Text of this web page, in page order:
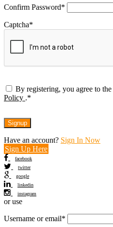
Confirm Password*
Captcha*
By registering, you agree to the
Policy .*
Have an account? Sign In Now
Sign Up Here
facebook
twitter
google
linkedin
instagram
or use
Username or email*